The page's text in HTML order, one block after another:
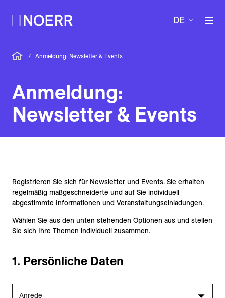
DE
/ Anmeldung: Newsletter & Events
Anmeldung:
Newsletter & Events
Registrieren Sie sich für Newsletter und Events. Sie erhalten
regelmäßig maßgeschneiderte und auf Sie individuell
abgestimmte Informationen und Veranstaltungseinladungen.
Wählen Sie aus den unten stehenden Optionen aus und stellen
Sie sich Ihre Themen individuell zusammen.
1. Persönliche Daten
Anrede